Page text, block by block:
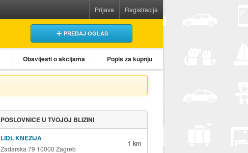
Prijava Registracija
PREDAJ OGLAS
Obavijesti o akcijama Popis za kupnju
POSLOVNICE U TVOJOJ BLIZINI
LIDL KNEŽIJA
Zadarska 79 10000 Zagreb
1 km